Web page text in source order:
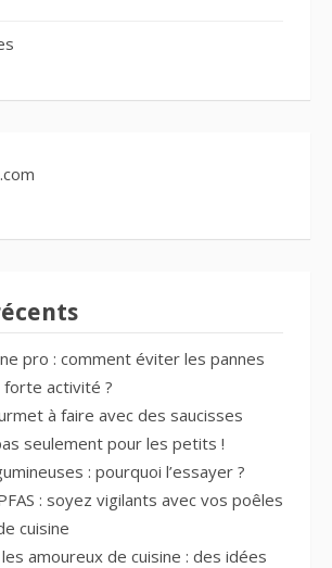
pro : comment éviter les pannes
activité ?
à faire avec des saucisses
seulement pour les petits !
: pourquoi l’essayer ?
: soyez vigilants avec vos poêles
cuisine
amoureux de cuisine : des idées